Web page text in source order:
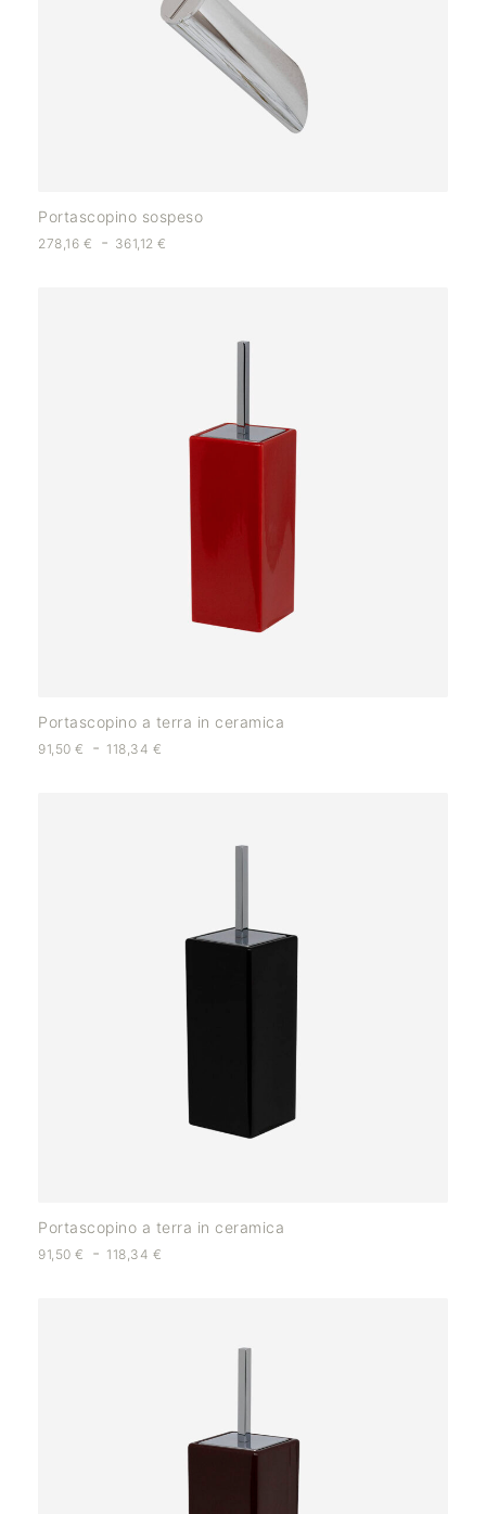
Portascopino sospeso
278,16 € - 361,12€
Portascopino a terra in ceramica
91,50 € - 118,34 €
Portascopino a terra in ceramica
91,50 € - 118,34 €